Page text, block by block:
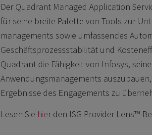
Der Quadrant Managed Application
für seine breite Palette von Tools zur
managements sowie umfassendes
Geschäftsprozessstabilität und
Quadrant die Fähigkeit von Infosys,
Anwendungsmanagements
Ergebnisse des Engagements zu
Lesen Sie hierden ISG Provider Lens™-